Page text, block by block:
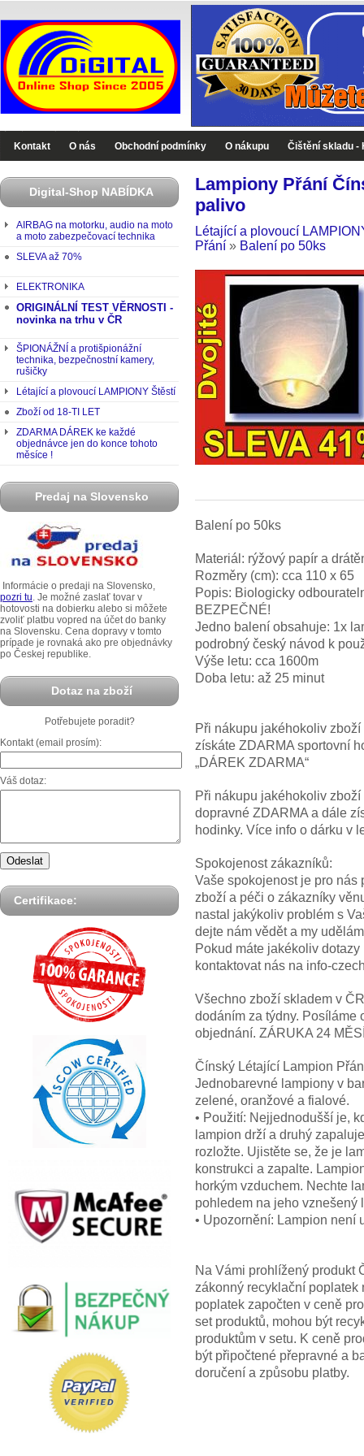
Kontakt O nás Obchodní podmínky O nákupu Čištění skladu -
Digital-Shop NABÍDKA
AIRBAG na motorku, audio na moto
a moto zabezpečovací technika
SLEVA až 70%
ELEKTRONIKA
ORIGINÁLNÍ TEST VĚRNOSTI -
novinka na trhu v ČR
ŠPIONÁŽNÍ a protišpionážní
technika, bezpečnostní kamery,
rušičky
Létající a plovoucí LAMPIONY Štěstí
Zboží od 18-TI LET
ZDARMA DÁREK ke každé
objednávce jen do konce tohoto
měsíce !
Predaj na Slovensko
Informácie o predaji na Slovensko,
pozri tu. Je možné zaslať tovar v
hotovosti na dobierku alebo si môžete
zvoliť platbu vopred na účet do banky
na Slovensku. Cena dopravy v tomto
prípade je rovnaká ako pre objednávky
po Českej republike.
Dotaz na zboží
Potřebujete poradit?
Kontakt (email prosím):
Váš dotaz:
Certifikace:
Lampiony Přání
palivo
Létající a plovoucí
Přání » Balení po 50ks
Balení po 50ks
Materiál: rýžový papír a
Rozměry (cm): cca 110 x 65
Popis: Biologicky
BEZPEČNÉ!
Jedno balení obsahuje: 1x
podrobný český návod k
Výše letu: cca 1600m
Doba letu: až 25 minut
Při nákupu jakéhokoliv
získáte ZDARMA sportovní
„DÁREK ZDARMA“
Při nákupu jakéhokoliv
dopravné ZDARMA a dále
hodinky. Více info o dárku v
Spokojenost zákazníků:
Vaše spokojenost je pro nás
zboží a péči o zákazníky
nastal jakýkoliv problém s
dejte nám vědět a my
Pokud máte jakékoliv
kontaktovat nás na info-
Všechno zboží skladem v
dodáním za týdny. Posíláme
objednání. ZÁRUKA 24
Čínský Létající Lampion
Jednobarevné lampiony v
zelené, oranžové a fialové.
• Použití: Nejjednodušší je,
lampion drží a druhý
rozložte. Ujistěte se, že je
konstrukci a zapalte.
horkým vzduchem. Nechte
pohledem na jeho vznešený
• Upozornění: Lampion není
Na Vámi prohlížený produkt
zákonný recyklační
poplatek započten v ceně
set produktů, mohou být
produktům v setu. K ceně
být připočtené přepravné a
doručení a způsobu platby.